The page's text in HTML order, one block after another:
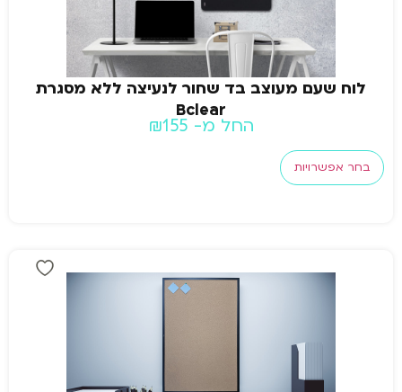
לוח שעם מעוצב בד שחור לנעיצה ללא מסגרת
Bclear
החל מ- ₪155
בחר אפשרויות